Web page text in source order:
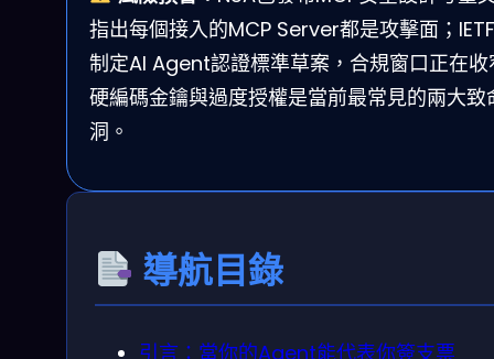
指出每個接入的MCP Server都是攻擊面；
制定AI Agent認證標準草案，合規窗口正在收
硬編碼金鑰與過度授權是當前最常見的兩大致
洞。
導航目錄
引言：當你的Agent能代表你簽支票